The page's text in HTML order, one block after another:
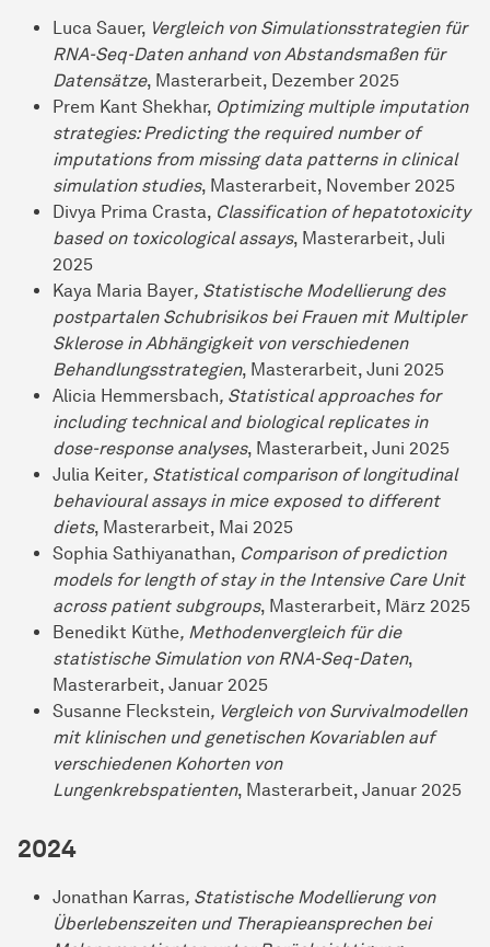
Luca Sauer, Vergleich von Simulationsstrategien für
RNA-Seq-Daten anhand von Abstandsmaßen für
Datensätze, Masterarbeit, Dezember 2025
Prem Kant Shekhar, Optimizing multiple imputation
strategies: Predicting the required number of
imputations from missing data patterns in clinical
simulation studies, Masterarbeit, November 2025
Divya Prima Crasta, Classification of hepatotoxicity
based on toxicological assays, Masterarbeit, Juli
2025
Kaya Maria Bayer, Statistische Modellierung des
postpartalen Schubrisikos bei Frauen mit Multipler
Sklerose in Abhängigkeit von verschiedenen
Behandlungsstrategien, Masterarbeit, Juni 2025
Alicia Hemmersbach, Statistical approaches for
including technical and biological replicates in
dose-response analyses, Masterarbeit, Juni 2025
Julia Keiter, Statistical comparison of longitudinal
behavioural assays in mice exposed to different
diets, Masterarbeit, Mai 2025
Sophia Sathiyanathan, Comparison of prediction
models for length of stay in the Intensive Care Unit
across patient subgroups, Masterarbeit, März 2025
Benedikt Küthe, Methodenvergleich für die
statistische Simulation von RNA-Seq-Daten,
Masterarbeit, Januar 2025
Susanne Fleckstein, Vergleich von Survivalmodellen
mit klinischen und genetischen Kovariablen auf
verschiedenen Kohorten von
Lungenkrebspatienten, Masterarbeit, Januar 2025
2024
Jonathan Karras, Statistische Modellierung von
Überlebenszeiten und Therapieansprechen bei